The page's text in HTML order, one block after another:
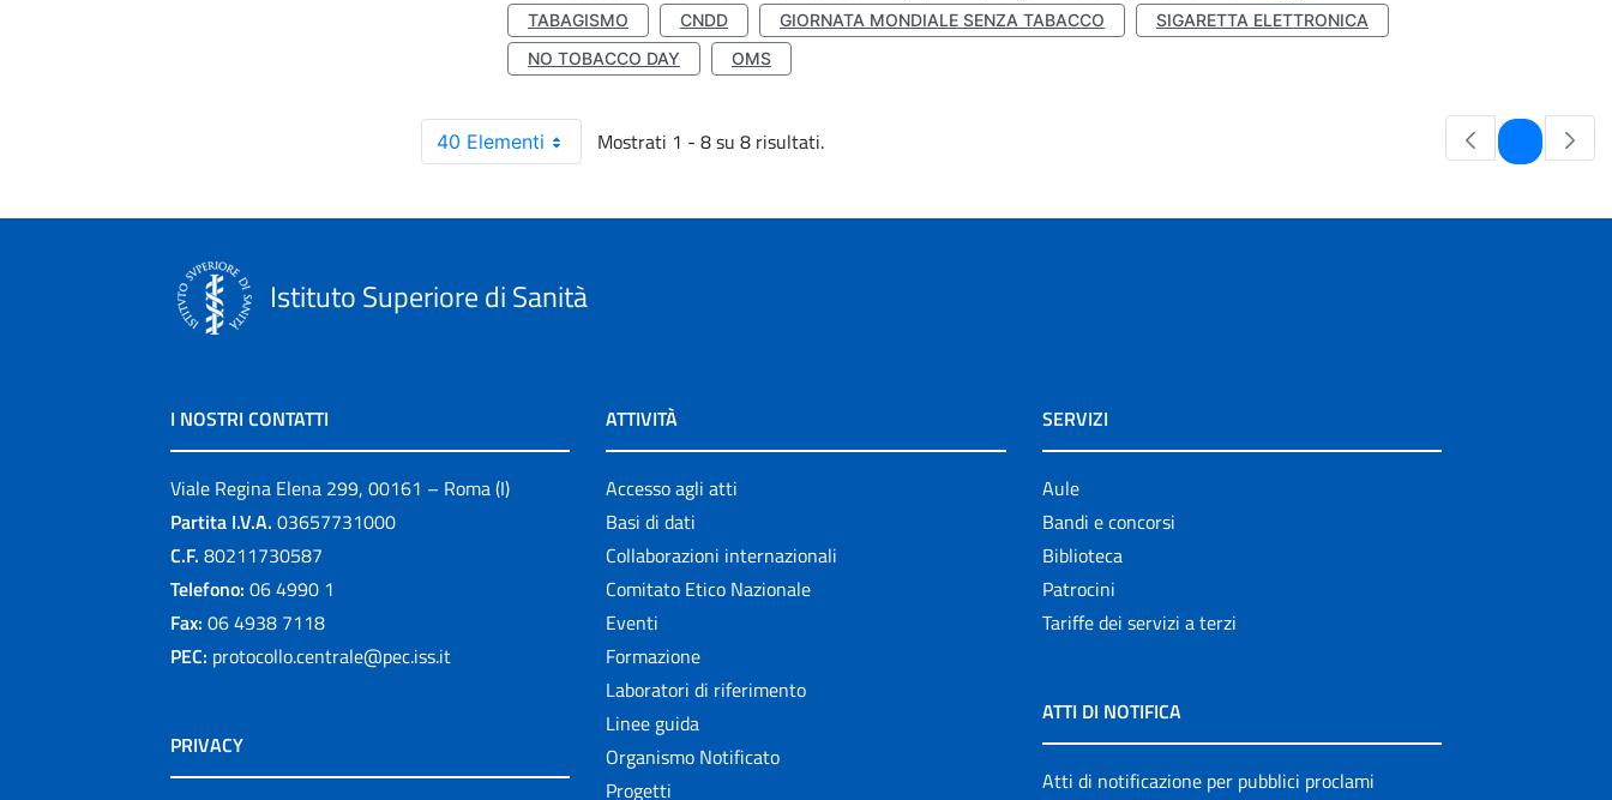
TABAGISMO CNDD GIORNATA MONDIALE SENZA TABACCO
SIGARETTA ELETTRONICA
NO TOBACCO DAY
OMS
40 Elementi Mostrati 1 - 8 su 8 risultati. Pagina
Istituto Superiore di Sanità
I NOSTRI CONTATTI
Viale Regina Elena 299, 00161 – Roma (I)
Partita I.V.A. 03657731000
C.F. 80211730587
Telefono: 06 4990 1
Fax: 06 4938 7118
PEC: protocollo.centrale@pec.iss.it
PRIVACY
ATTIVITÀ
Accesso agli atti
Basi di dati
Collaborazioni internazionali
Comitato Etico Nazionale
Eventi
Formazione
Laboratori di riferimento
Linee guida
Organismo Notificato
Progetti
SERVIZI
Aule
Bandi e concorsi
Biblioteca
Patrocini
Tariffe dei servizi a terzi
ATTI DI NOTIFICA
Atti di notificazione per pubblici proclami